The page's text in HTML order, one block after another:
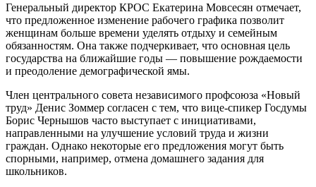
Генеральный директор КРОС Екатерина Мовсесян отмечает,
что предложенное изменение рабочего графика позволит
женщинам больше времени уделять отдыху и семейным
обязанностям. Она также подчеркивает, что основная цель
государства на ближайшие годы — повышение рождаемости
и преодоление демографической ямы.
Член центрального совета независимого профсоюза «Новый
труд» Денис Зоммер согласен с тем, что вице-спикер Госдумы
Борис Чернышов часто выступает с инициативами,
направленными на улучшение условий труда и жизни
граждан. Однако некоторые его предложения могут быть
спорными, например, отмена домашнего задания для
школьников.